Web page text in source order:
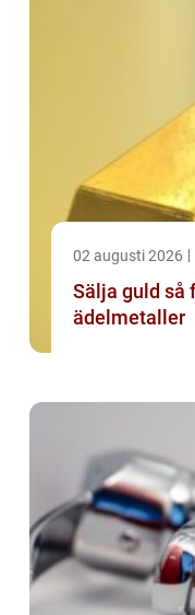
02 augusti 2026
Sälja guld så får du ut mest av dina
ädelmetaller